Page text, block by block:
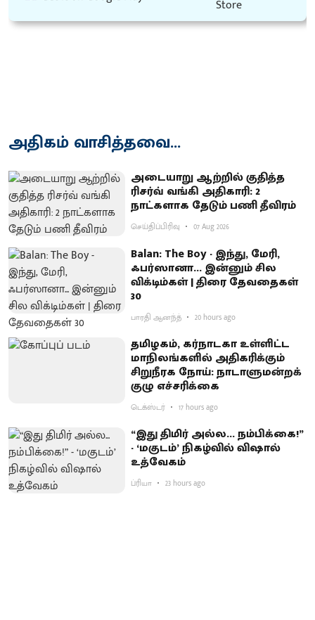
அதிகம் வாசித்தவை...
அடையாறு ஆற்றில் குதித்த
ரிசர்வ் வங்கி அதிகாரி: 2
நாட்களாக தேடும் பணி தீவிரம்
செய்திப்பிரிவு 07 Aug 2026
Balan: The Boy - இந்து, மேரி,
ஃபர்ஸானா... இன்னும் சில
விக்டிம்கள் | திரை தேவதைகள்
30
பாரதி ஆனந்த் 20 hours ago
தமிழகம், கர்நாடகா உள்ளிட்ட
மாநிலங்களில் அதிகரிக்கும்
சிறுநீரக நோய்: நாடாளுமன்றக்
குழு எச்சரிக்கை
டெக்ஸ்டர் 17 hours ago
“இது திமிர் அல்ல... நம்பிக்கை!”
- ‘மகுடம்’ நிகழ்வில் விஷால்
உத்வேகம்
ப்ரியா 23 hours ago